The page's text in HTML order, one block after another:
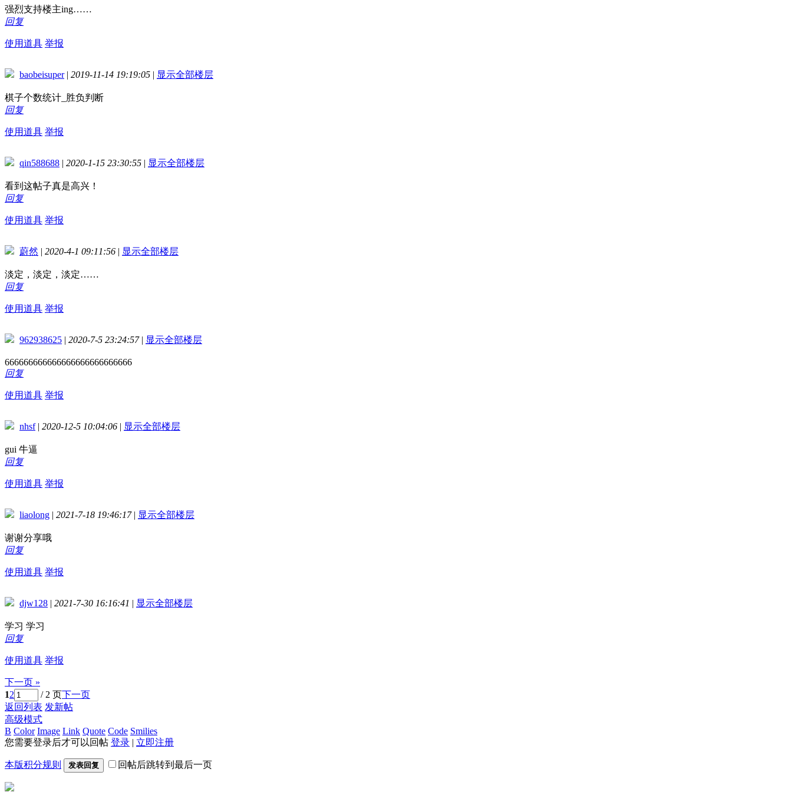
强烈支持楼主ing……
回复
使用道具 举报
baobeisuper | 2019-11-14 19:19:05 | 显示全部楼层
棋子个数统计_胜负判断
回复
使用道具 举报
qin588688 | 2020-1-15 23:30:55 | 显示全部楼层
看到这帖子真是高兴！
回复
使用道具 举报
蔚然 | 2020-4-1 09:11:56 | 显示全部楼层
淡定，淡定，淡定……
回复
使用道具 举报
962938625 | 2020-7-5 23:24:57 | 显示全部楼层
666666666666666666666666666
回复
使用道具 举报
nhsf | 2020-12-5 10:04:06 | 显示全部楼层
gui 牛逼
回复
使用道具 举报
liaolong | 2021-7-18 19:46:17 | 显示全部楼层
谢谢分享哦
回复
使用道具 举报
djw128 | 2021-7-30 16:16:41 | 显示全部楼层
学习 学习
回复
使用道具 举报
下一页 »
12 / 2 页下一页
返回列表 发新帖
高级模式
B Color Image Link Quote Code Smilies
您需要登录后才可以回帖 登录 | 立即注册
本版积分规则 发表回复 回帖后跳转到最后一页